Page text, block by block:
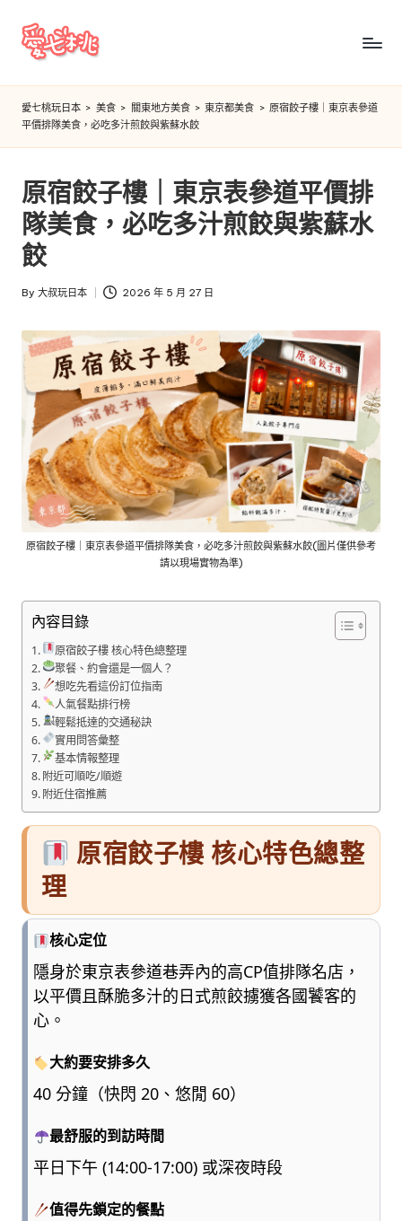
Skip
愛
七
桃
玩
日
本
愛七桃玩日本 > 美食 > 關東地方美食 > 東京都美食 > 原宿餃子樓｜東京表參道
平價排隊美食，必吃多汁煎餃與紫蘇水餃
原宿餃子樓｜東京表參道平價排
隊美食，必吃多汁煎餃與紫蘇水
餃
Posted
By 大叔玩日本 2026 年 5 月 27 日
原宿餃子樓｜東京表參道平價排隊美食，必吃多汁煎餃與紫蘇水餃(圖片僅供參考
請以現場實物為準)
內容目錄
原宿餃子樓 核心特色總整理
聚餐、約會還是一個人？
想吃先看這份訂位指南
人氣餐點排行榜
輕鬆抵達的交通秘訣
實用問答彙整
基本情報整理
附近可順吃/順遊
附近住宿推薦
原宿餃子樓 核心特色總整
理
核心定位
隱身於東京表參道巷弄內的高CP值排隊名店，
以平價且酥脆多汁的日式煎餃擄獲各國饕客的
心。
大約要安排多久
40 分鐘（快閃 20、悠閒 60）
最舒服的到訪時間
平日下午 (14:00-17:00) 或深夜時段
值得先鎖定的餐點